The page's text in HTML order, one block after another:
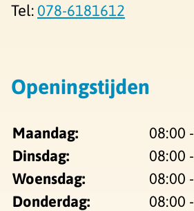
Tel:078-6181612
Openingstijden
Maandag:
08:00
Dinsdag:
08:00
Woensdag:
08:00
Donderdag:
08:00